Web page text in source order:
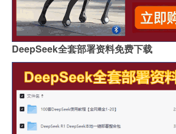
DeepSeek全套部署资料免费下载